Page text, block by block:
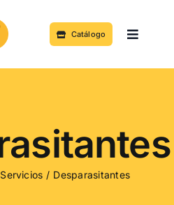
Catálogo
Toggle
Desparasitantes